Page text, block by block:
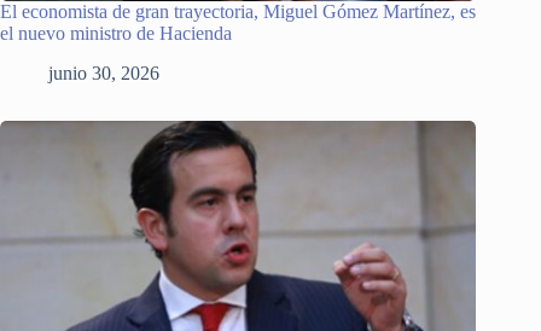
El economista de gran trayectoria, Miguel Gómez Martínez, es
el nuevo ministro de Hacienda
junio 30, 2026